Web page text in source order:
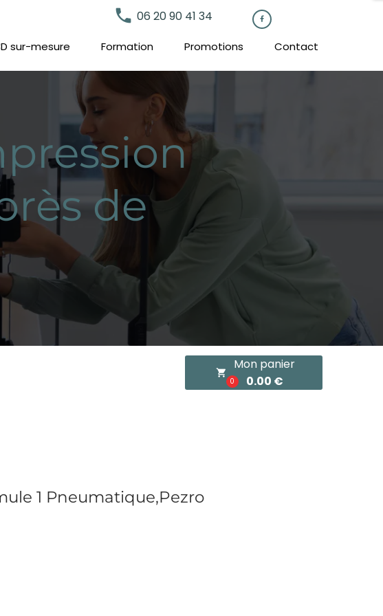
sur-mesure Formation Promotions Contact
local_phone 06 20 90 41 34 
de
local_grocery_store
0
Mon panier
0.00 €
1 Pneumatique,Pezro